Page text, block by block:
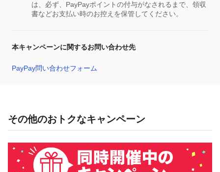
は、必ず、PayPayポイントの付与がなされるまで、領収
書などお支払い時のお控えを保管してください。
本キャンペーンに関するお問い合わせ先
PayPay問い合わせフォーム
その他のおトクなキャンペーン